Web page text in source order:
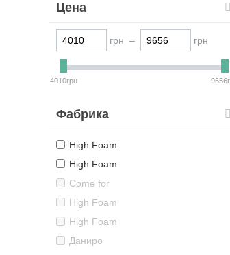
Цена
грн – грн
4010грн
Фабрика
High Foam
High Foam
Come for
High Foam
High Foam
Даниро